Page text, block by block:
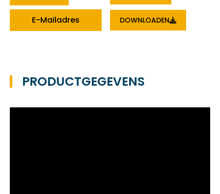
E-Mailadres DOWNLOADEN
PRODUCTGEGEVENS